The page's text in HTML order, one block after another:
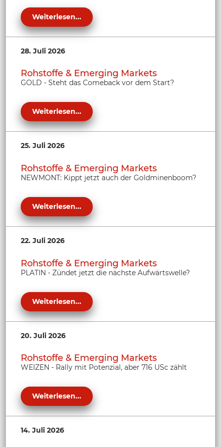
Weiterlesen...
28. Juli 2026
Rohstoffe & Emerging Markets
GOLD - Steht das Comeback vor dem Start?
Weiterlesen...
25. Juli 2026
Rohstoffe & Emerging Markets
NEWMONT: Kippt jetzt auch der Goldminenboom?
Weiterlesen...
22. Juli 2026
Rohstoffe & Emerging Markets
PLATIN - Zündet jetzt die nächste Aufwärtswelle?
Weiterlesen...
20. Juli 2026
Rohstoffe & Emerging Markets
WEIZEN - Rally mit Potenzial, aber 716 USc zählt
Weiterlesen...
14. Juli 2026